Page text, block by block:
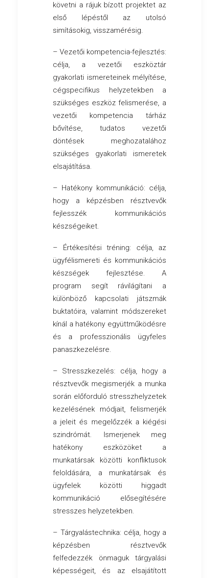
követni a rájuk bízott projektet az
első lépéstől az utolsó
simításokig, visszamérésig.
– Vezetői kompetencia-fejlesztés:
célja, a vezetői eszköztár
gyakorlati ismereteinek mélyítése,
cégspecifikus helyzetekben a
szükséges eszköz felismerése, a
vezetői kompetencia tárház
bővítése, tudatos vezetői
döntések meghozatalához
szükséges gyakorlati ismeretek
elsajátítása.
– Hatékony kommunikáció: célja,
hogy a képzésben résztvevők
fejlesszék kommunikációs
készségeiket.
– Értékesítési tréning: célja, az
ügyfélismereti és kommunikációs
készségek fejlesztése. A
program segít rávilágítani a
különböző kapcsolati játszmák
buktatóira, valamint módszereket
kínál a hatékony együttműködésre
és a professzionális ügyfeles
panaszkezelésre.
– Stresszkezelés: célja, hogy a
résztvevők megismerjék a munka
során előforduló stresszhelyzetek
kezelésének módjait, felismerjék
a jeleit és megelőzzék a kiégési
szindrómát. Ismerjenek meg
hatékony eszközöket a
munkatársak közötti konfliktusok
feloldására, a munkatársak és
ügyfelek közötti higgadt
kommunikáció elősegítésére
stresszes helyzetekben.
– Tárgyalástechnika: célja, hogy a
képzésben résztvevők
felfedezzék önmaguk tárgyalási
képességeit, és az elsajátított